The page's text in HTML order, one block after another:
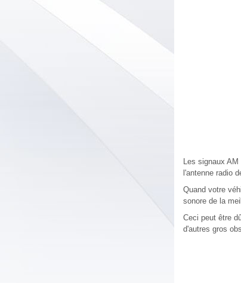
Les signaux
l'antenne radio
Quand votre
sonore de la
Ceci peut être
d'autres gros